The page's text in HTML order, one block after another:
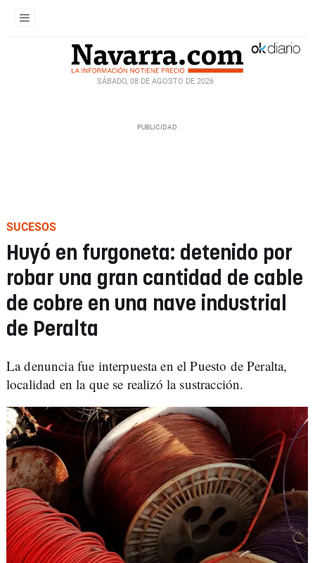
SÁBADO, 08 DE AGOSTO DE 2026
SUCESOS
Huyó en furgoneta: detenido por
robar una gran cantidad de cable
de cobre en una nave industrial
de Peralta
La denuncia fue interpuesta en el Puesto de Peralta,
localidad en la que se realizó la sustracción.